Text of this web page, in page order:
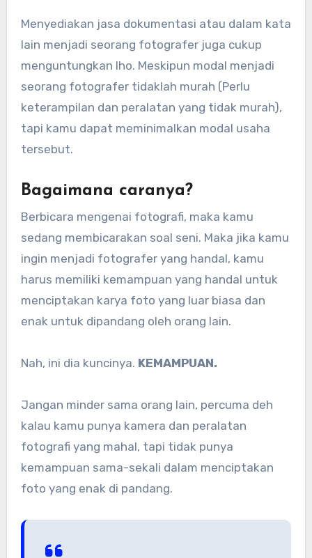
Menyediakan jasa dokumentasi atau dalam kata
lain menjadi seorang fotografer juga cukup
menguntungkan lho. Meskipun modal menjadi
seorang fotografer tidaklah murah (Perlu
keterampilan dan peralatan yang tidak murah),
tapi kamu dapat meminimalkan modal usaha
tersebut.
Bagaimana caranya?
Berbicara mengenai fotografi, maka kamu
sedang membicarakan soal seni. Maka jika kamu
ingin menjadi fotografer yang handal, kamu
harus memiliki kemampuan yang handal untuk
menciptakan karya foto yang luar biasa dan
enak untuk dipandang oleh orang lain.
Nah, ini dia kuncinya. KEMAMPUAN.
Jangan minder sama orang lain, percuma deh
kalau kamu punya kamera dan peralatan
fotografi yang mahal, tapi tidak punya
kemampuan sama-sekali dalam menciptakan
foto yang enak di pandang.